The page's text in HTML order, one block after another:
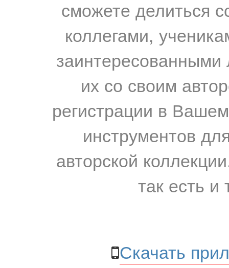
сможете делиться
коллегами,
их со своим
регистрации в
инструментов
авторской
так есть и
Скачать